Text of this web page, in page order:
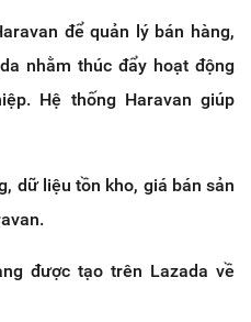
để quản lý bán hàng,
nhằm thúc đẩy hoạt động
Hệ thống Haravan giúp
dữ liệu tồn kho, giá bán sản
được tạo trên Lazada về